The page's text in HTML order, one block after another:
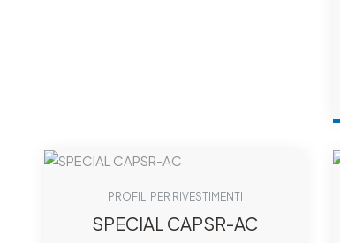
PROFILI PER RIVESTIMENTI
SPECIAL CAPSR-AC